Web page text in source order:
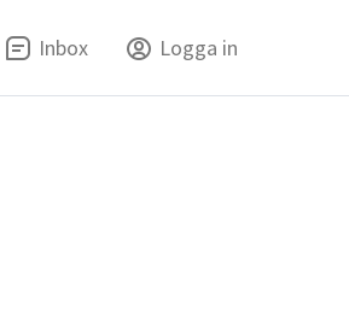
Inbox Logga in